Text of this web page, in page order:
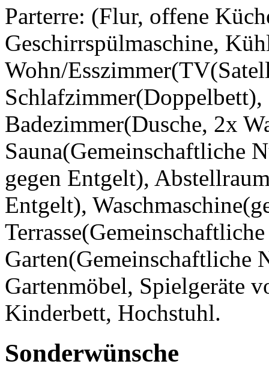
Parterre: (Flur, offene
Geschirrspülmaschine,
Wohn/
Badezimmer(Dusche, 2x
Sauna(Gemeinschaftliche
gegen Entgelt),
Entgelt),
Garten(Gemeinschaftliche
Gartenmöbel, Spielgeräte
Kinderbett, Hochstuhl.
Sonderwünsche